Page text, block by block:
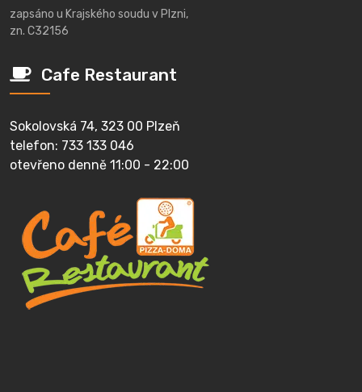
zapsáno u Krajského soudu v Plzni,
zn. C32156
Cafe Restaurant
Sokolovská 74, 323 00 Plzeň
telefon: 733 133 046
otevřeno denně 11:00 - 22:00